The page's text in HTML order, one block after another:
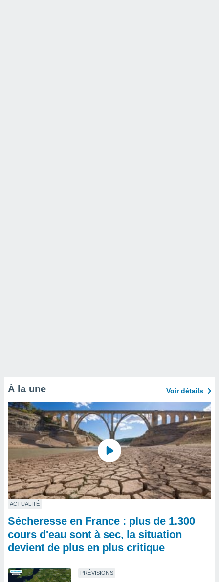
À la une Voir détails
ACTUALITÉ
Sécheresse en France : plus de 1.300
cours d'eau sont à sec, la situation
devient de plus en plus critique
PRÉVISIONS